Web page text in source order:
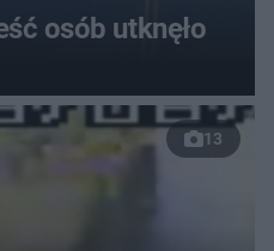
osób utknęło
13